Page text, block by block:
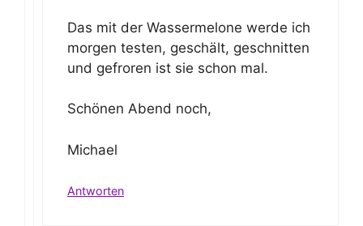
Das mit der Wassermelone werde ich
morgen testen, geschält, geschnitten
und gefroren ist sie schon mal.
Schönen Abend noch,
Michael
Antworten